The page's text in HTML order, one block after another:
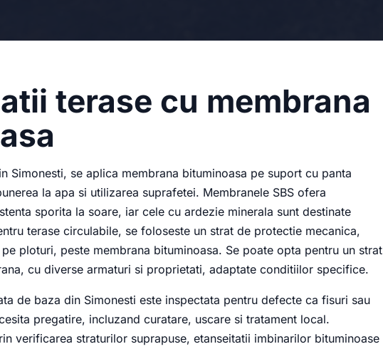
terase cu membrana
Simonesti, se aplica membrana bituminoasa pe suport cu panta
la apa si utilizarea suprafetei. Membranele SBS ofera
sporita la soare, iar cele cu ardezie minerala sunt destinate
terase circulabile, se foloseste un strat de protectie mecanica,
ploturi, peste membrana bituminoasa. Se poate opta pentru un strat
cu diverse armaturi si proprietati, adaptate conditiilor specifice.
de baza din Simonesti este inspectata pentru defecte ca fisuri sau
pregatire, incluzand curatare, uscare si tratament local.
verificarea straturilor suprapuse, etanseitatii imbinarilor bituminoase